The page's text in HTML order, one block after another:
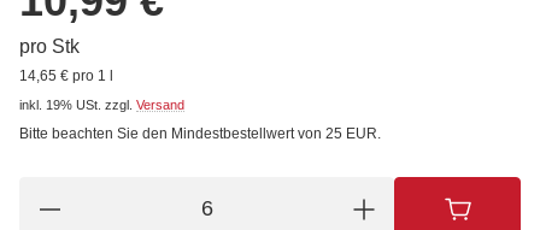
pro Stk
14,65 € pro 1 l
inkl. 19% USt. zzgl. Versand
Bitte beachten Sie den Mindestbestellwert von 25 EUR.